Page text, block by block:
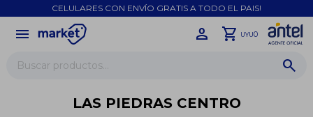
CELULARES CON ENVÍO GRATIS A TODO EL PAIS!
menu UYU0
LAS PIEDRAS CENTRO
close